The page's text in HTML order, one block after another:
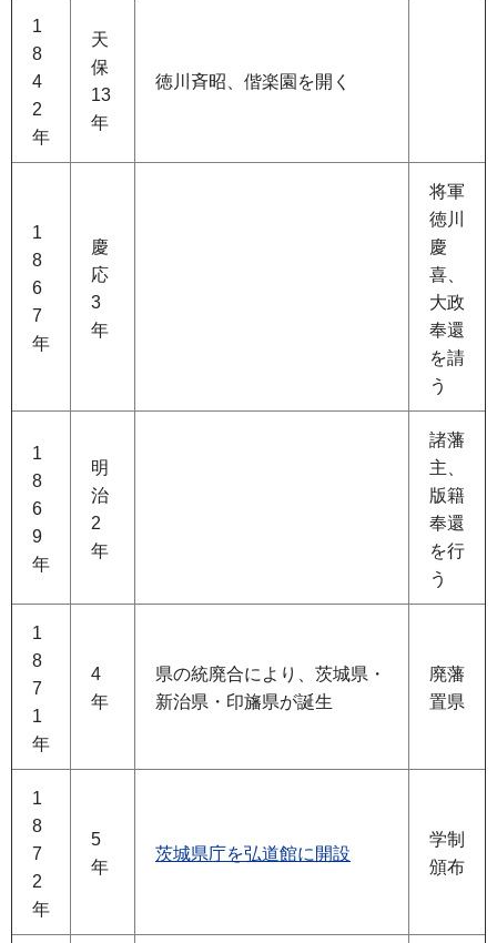
1
8
4
2
年
天
保
13
年
徳川斉昭、偕楽園を開く
1
8
6
7
年
慶
応
3
年
将軍
徳川
慶
喜、
大政
奉還
を請
う
1
8
6
9
年
明
治
2
年
諸藩
主、
版籍
奉還
を行
う
1
8
7
1
年
4
年
県の統廃合により、茨城県・
新治県・印旛県が誕生
廃藩
置県
1
8
7
2
年
5
年
茨城県庁を弘道館に開設
学制
頒布